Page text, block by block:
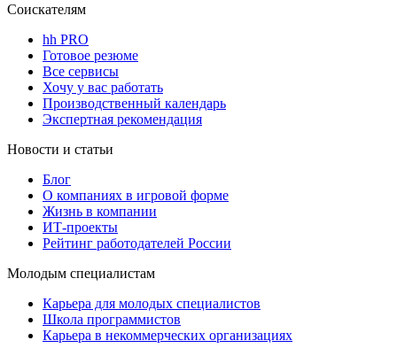
Соискателям
hh PRO
Готовое резюме
Все сервисы
Хочу у вас работать
Производственный календарь
Экспертная рекомендация
Новости и статьи
Блог
О компаниях в игровой форме
Жизнь в компании
ИТ-проекты
Рейтинг работодателей России
Молодым специалистам
Карьера для молодых специалистов
Школа программистов
Карьера в некоммерческих организациях